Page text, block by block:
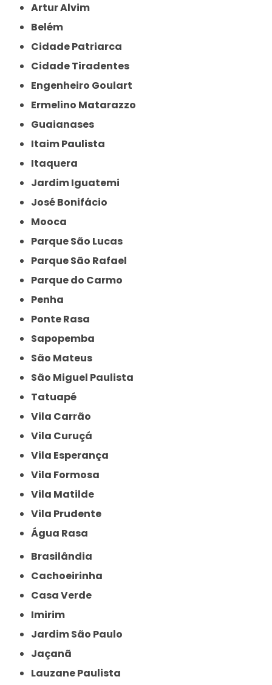
Artur Alvim
Belém
Cidade Patriarca
Cidade Tiradentes
Engenheiro Goulart
Ermelino Matarazzo
Guaianases
Itaim Paulista
Itaquera
Jardim Iguatemi
José Bonifácio
Mooca
Parque São Lucas
Parque São Rafael
Parque do Carmo
Penha
Ponte Rasa
Sapopemba
São Mateus
São Miguel Paulista
Tatuapé
Vila Carrão
Vila Curuçá
Vila Esperança
Vila Formosa
Vila Matilde
Vila Prudente
Água Rasa
Brasilândia
Cachoeirinha
Casa Verde
Imirim
Jardim São Paulo
Jaçanã
Lauzane Paulista